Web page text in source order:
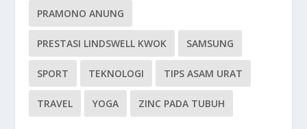
PRAMONO ANUNG
PRESTASI LINDSWELL KWOK SAMSUNG
SPORT TEKNOLOGI TIPS ASAM URAT
TRAVEL YOGA ZINC PADA TUBUH